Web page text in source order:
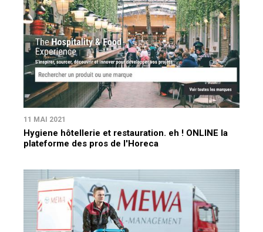
11 MAI 2021
Hygiene hôtellerie et restauration. eh ! ONLINE la
plateforme des pros de l'Horeca